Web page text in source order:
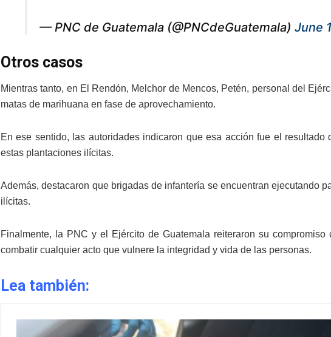
— PNC de Guatemala (@PNCdeGuatemala) June
Otros casos
Mientras tanto, en El Rendón, Melchor de Mencos, Petén, personal del
matas de marihuana en fase de aprovechamiento.
En ese sentido, las autoridades indicaron que esa acción fue el
estas plantaciones ilícitas.
Además, destacaron que brigadas de infantería se encuentran ejecutando
ilícitas.
Finalmente, la PNC y el Ejército de Guatemala reiteraron su
combatir cualquier acto que vulnere la integridad y vida de las personas.
Lea también: